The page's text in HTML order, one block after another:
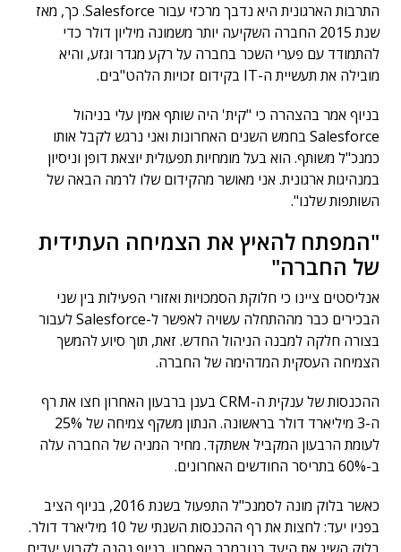
התרבות הארגונית היא נדבך מרכזי עבור Salesforce. כך, מאז
שנת 2015 החברה השקיעה יותר משמונה מיליון דולר כדי
להתמודד עם פערי השכר בחברה על רקע מגדר וגזע, והיא
מובילה את תעשיית ה-IT בקידום זכויות הלהט"בים.
בניוף אמר בהצהרה כי "קית' היה שותף אמין עלי בניהול
Salesforce בחמש השנים האחרונות ואני נרגש לקבל אותו
כמנכ"ל משותף. הוא בעל מומחיות תפעולית יוצאת דופן וניסיון
במנהיגות ארגונית. אני מאושר מהקידום שלו לרמה הבאה של
השותפות שלנו".
"המפתח להאיץ את הצמיחה העתידית
של החברה"
אנליסטים ציינו כי חלוקת הסמכויות ואזורי הפעילות בין שני
הבכירים כבר מההתחלה עשויה לאפשר ל-Salesforce לעבור
בצורה חלקה למבנה הניהול החדש. זאת, תוך סיוע להמשך
הצמיחה העסקית המדהימה של החברה.
ההכנסות של ענקית ה-CRM בענן ברבעון האחרון חצו את רף
ה-3 מיליארד דולר בראשונה. הנתון משקף צמיחה של 25%
לעומת הרבעון המקביל אשתקד. מחיר המניה של החברה עלה
ב-60% בתריסר החודשים האחרונים.
כאשר בלוק מונה לסמנכ"ל התפעול בשנת 2016, בניוף הציב
בפניו יעד: לחצות את רף ההכנסות השנתי של 10 מיליארד דולר.